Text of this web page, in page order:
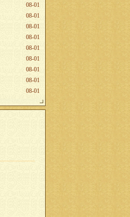
08-01
08-01
08-01
08-01
08-01
08-01
08-01
08-01
08-01